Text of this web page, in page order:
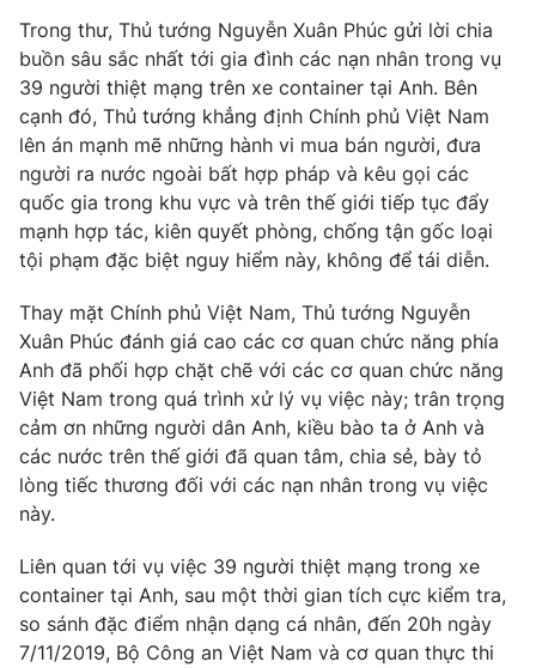
Góc doanh nghiệp
Truyền hình
Phim VTV
Hậu trường
Nhân vật
Khán giả
Giải sao mai
Giải trí
Điện ảnh
Âm nhạc
Sao
Đời sống
Du lịch
Làm đẹp
Chất lượng cuộc sống
Giáo dục
Học trực tuyến
Công nghệ
Hitech Công nghệ tương lai
Sản phẩm
Thị trường
Tư vấn
Giao lưu trực tuyến
Lịch phát sóng
Emagazine Podcast
Photo Infographic
Trong thư, Thủ tướng Nguyễn Xuân Phúc gửi lời chia
buồn sâu sắc nhất tới gia đình các nạn nhân trong vụ
39 người thiệt mạng trên xe container tại Anh. Bên
cạnh đó, Thủ tướng khẳng định Chính phủ Việt Nam
lên án mạnh mẽ những hành vi mua bán người, đưa
người ra nước ngoài bất hợp pháp và kêu gọi các
quốc gia trong khu vực và trên thế giới tiếp tục đẩy
mạnh hợp tác, kiên quyết phòng, chống tận gốc loại
tội phạm đặc biệt nguy hiểm này, không để tái diễn.
Thay mặt Chính phủ Việt Nam, Thủ tướng Nguyễn
Xuân Phúc đánh giá cao các cơ quan chức năng phía
Anh đã phối hợp chặt chẽ với các cơ quan chức năng
Việt Nam trong quá trình xử lý vụ việc này; trân trọng
cảm ơn những người dân Anh, kiều bào ta ở Anh và
các nước trên thế giới đã quan tâm, chia sẻ, bày tỏ
lòng tiếc thương đối với các nạn nhân trong vụ việc
này.
Liên quan tới vụ việc 39 người thiệt mạng trong xe
container tại Anh, sau một thời gian tích cực kiểm tra,
so sánh đặc điểm nhận dạng cá nhân, đến 20h ngày
7/11/2019, Bộ Công an Việt Nam và cơ quan thực thi